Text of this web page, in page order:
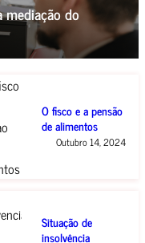
mediação do
O fisco e a pensão
de alimentos
Outubro 14, 2024
Situação de
insolvência